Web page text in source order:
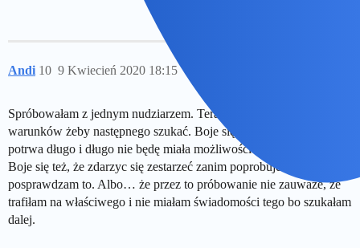
Andi 9 Kwiecień 2020 18:15
10
Spróbowałam z jednym nudziarzem. Teraz jak widać nie ma
warunków żeby następnego szukać. Boje się, że ta pandemia
potrwa długo i długo nie będę miała możliwości kontaktu z kimś.
Boje się też, że zdarzyc się zestarzeć zanim poprobuje i
posprawdzam to. Albo… że przez to próbowanie nie zauważe, że
trafiłam na właściwego i nie miałam świadomości tego bo szukałam
dalej.